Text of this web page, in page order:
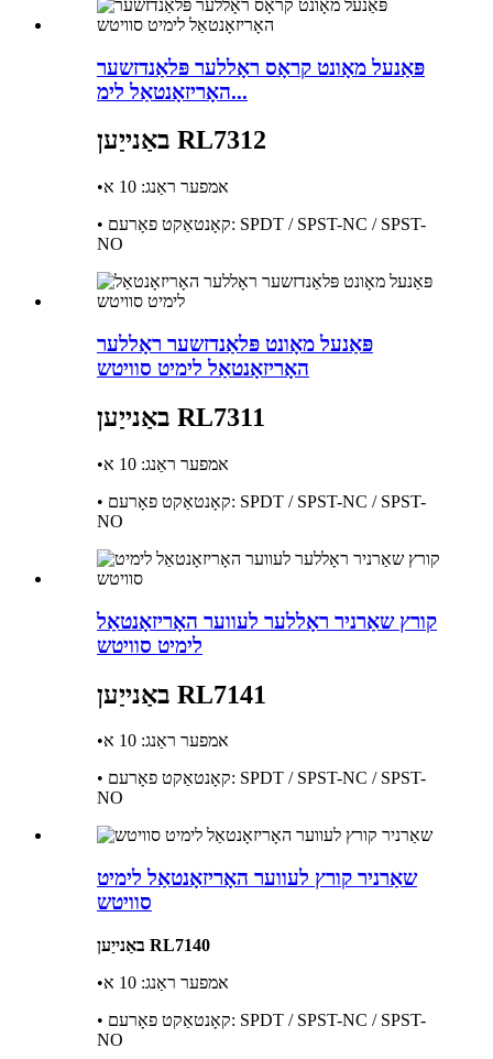
פּאַנעל מאָונט קראָס ראָללער פּלאַנדזשער
האָריזאָנטאַל לימ...
באַנייַען RL7312
•אמפער ראַנג: 10 א
• קאָנטאַקט פאָרעם: SPDT / SPST-NC / SPST-
NO
פּאַנעל מאָונט פּלאַנדזשער ראָללער
האָריזאָנטאַל לימיט סוויטש
באַנייַען RL7311
•אמפער ראַנג: 10 א
• קאָנטאַקט פאָרעם: SPDT / SPST-NC / SPST-
NO
קורץ שאַרניר ראָללער לעווער האָריזאָנטאַל
לימיט סוויטש
באַנייַען RL7141
•אמפער ראַנג: 10 א
• קאָנטאַקט פאָרעם: SPDT / SPST-NC / SPST-
NO
שאַרניר קורץ לעווער האָריזאָנטאַל לימיט
סוויטש
באַנייַען RL7140
•אמפער ראַנג: 10 א
• קאָנטאַקט פאָרעם: SPDT / SPST-NC / SPST-
NO